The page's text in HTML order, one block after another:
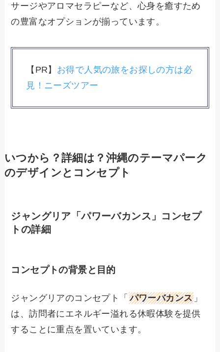
サージやアロマセラピーなど、心身を癒すため
の豊富なオプションが揃っています。
【PR】 お得で人気の旅をお探しの方は必
見！ニーズツアー
いつから？詳細は？沖縄のテーマパーク
のデザインとコンセプト
ジャングリア「パワーバカンス」コンセプ
トの詳細
コンセプトの背景と目的
ジャングリアのコンセプト「 パワーバカンス 」
は、訪問者にエネルギー溢れる休暇体験を提供
することに重点を置いています。